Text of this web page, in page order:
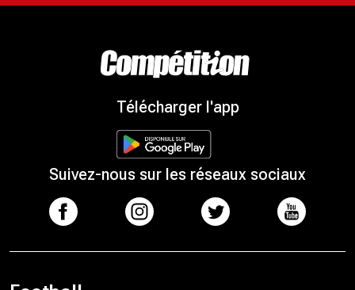
Télécharger l'app
Suivez-nous sur les réseaux sociaux